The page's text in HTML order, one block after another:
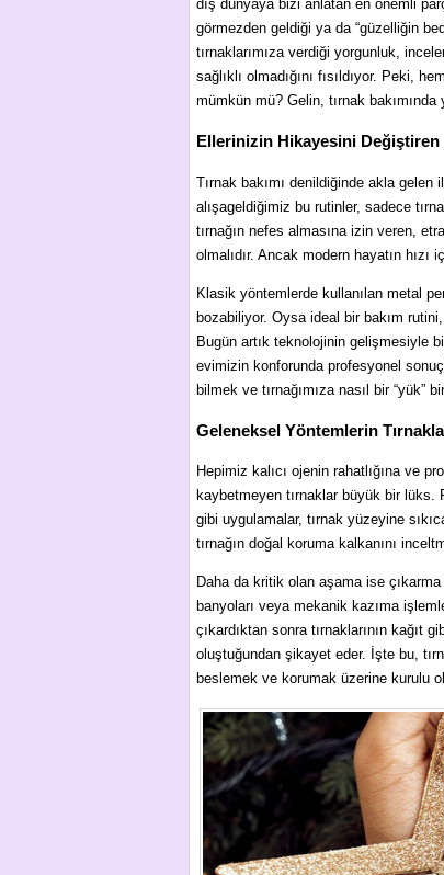
dış dünyaya bizi anlatan en önemli
görmezden geldiği ya da “güzelliğin
tırnaklarımıza verdiği yorgunluk,
sağlıklı olmadığını fısıldıyor. Peki,
mümkün mü? Gelin, tırnak bakımında
Ellerinizin Hikayesini Değiştiren
Tırnak bakımı denildiğinde akla gelen
alışageldiğimiz bu rutinler, sadece
tırnağın nefes almasına izin veren,
olmalıdır. Ancak modern hayatın hızı
Klasik yöntemlerde kullanılan metal
bozabiliyor. Oysa ideal bir bakım
Bugün artık teknolojinin gelişmesiyle
evimizin konforunda profesyonel
bilmek ve tırnağımıza nasıl bir “yük”
Geleneksel Yöntemlerin
Hepimiz kalıcı ojenin rahatlığına ve
kaybetmeyen tırnaklar büyük bir
gibi uygulamalar, tırnak yüzeyine
tırnağın doğal koruma kalkanını
Daha da kritik olan aşama ise
banyoları veya mekanik kazıma
çıkardıktan sonra tırnaklarının kağıt
oluştuğundan şikayet eder. İşte bu,
beslemek ve korumak üzerine kurulu